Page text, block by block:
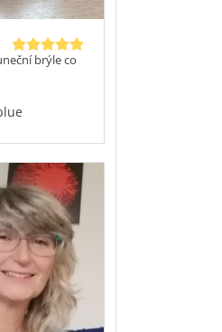
brýle co